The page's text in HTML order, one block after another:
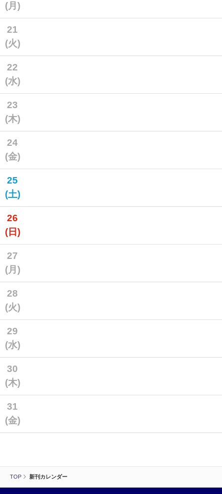
TOP 新刊カレンダー
(月)
21
(火)
22
(水)
23
(木)
24
(金)
25
(土)
26
(日)
27
(月)
28
(火)
29
(水)
30
(木)
31
(金)